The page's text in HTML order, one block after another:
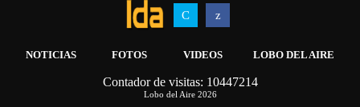
NOTICIAS FOTOS VIDEOS LOBO DEL AIRE
AIRWOLF MULTIMEDIA
Contador de visitas: 10447214
Lobo del Aire 2026